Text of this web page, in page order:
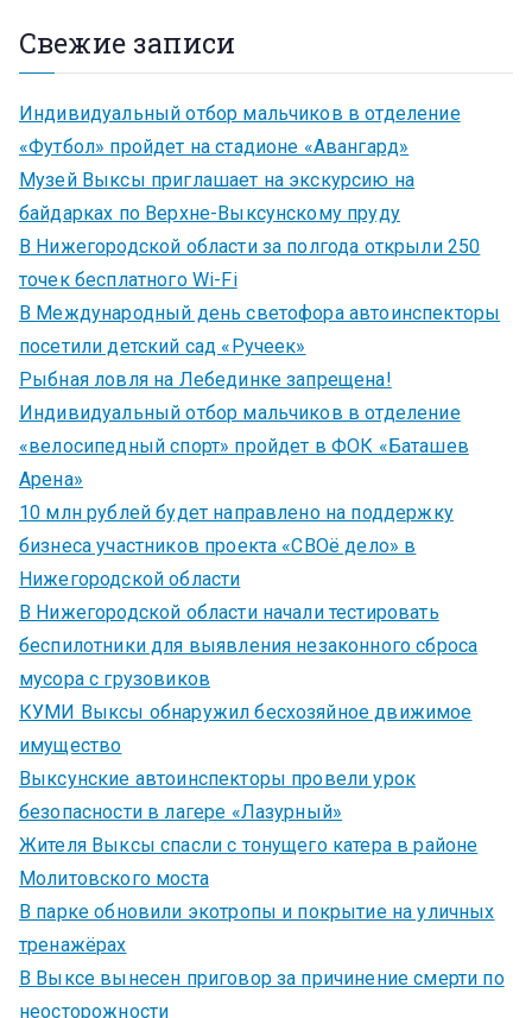
Свежие записи
Индивидуальный отбор мальчиков в отделение
«Футбол» пройдет на стадионе «Авангард»
Музей Выксы приглашает на экскурсию на
байдарках по Верхне-Выксунскому пруду
В Нижегородской области за полгода открыли 250
точек бесплатного Wi-Fi
В Международный день светофора автоинспекторы
посетили детский сад «Ручеек»
Рыбная ловля на Лебединке запрещена!
Индивидуальный отбор мальчиков в отделение
«велосипедный спорт» пройдет в ФОК «Баташев
Арена»
10 млн рублей будет направлено на поддержку
бизнеса участников проекта «СВОё дело» в
Нижегородской области
В Нижегородской области начали тестировать
беспилотники для выявления незаконного сброса
мусора с грузовиков
КУМИ Выксы обнаружил бесхозяйное движимое
имущество
Выксунские автоинспекторы провели урок
безопасности в лагере «Лазурный»
Жителя Выксы спасли с тонущего катера в районе
Молитовского моста
В парке обновили экотропы и покрытие на уличных
тренажёрах
В Выксе вынесен приговор за причинение смерти по
неосторожности